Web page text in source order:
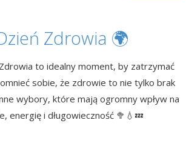
Zdrowia 🌍
to idealny moment, by zatrzymać
sobie, że zdrowie to nie tylko brak
wybory, które mają ogromny wpływ na
energię i długowieczność 🥦💧💤